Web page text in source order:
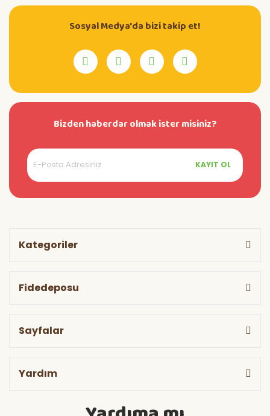
Sosyal Medya'da bizi takip et!
Bizden haberdar olmak ister misiniz?
KAYIT OL
Kategoriler
Fidedeposu
Sayfalar
Yardım